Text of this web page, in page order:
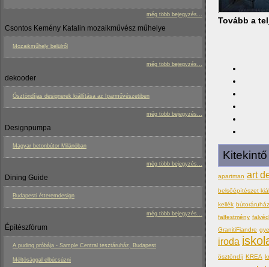
még több bejegyzés...
Csontos Kemény Katalin mozaikművész műhelye
Mozaikműhely belülről
még több bejegyzés...
dekooder
Ösztöndíjas designerek kiállítása az Iparművészetiben
még több bejegyzés...
Designpumpa
Magyar betonbútor Milánóban
még több bejegyzés...
Dining Guide
Budapesti étteremdesign
még több bejegyzés...
Építészfórum
A puding próbája - Sample Central tesztáruház, Budapest
Méltósággal elbúcsúzni
Tovább a
apartman art
belsőépítészet
kellék bútoráruház
falfestmény
GranitiFiandre
iroda
ösztöndíj KREA